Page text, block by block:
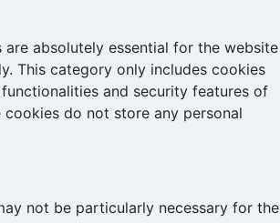
are absolutely essential for the website
This category only includes cookies
and security features of
cookies do not store any personal
not be particularly necessary for the